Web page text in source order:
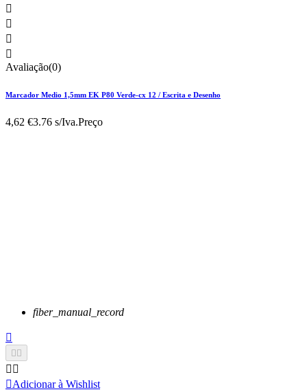




Avaliação(0)
Marcador Medio 1,5mm EK P80 Verde-cx 12 / Escrita e Desenho
4,62 €3.76 s/Iva.Preço
fiber_manual_record


 
Adicionar à Wishlist